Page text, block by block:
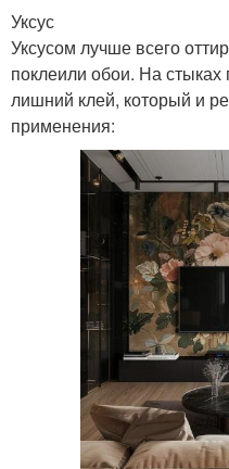
Уксус
Уксусом лучше всего
поклеили обои. На стыках
лишний клей, который и
применения: